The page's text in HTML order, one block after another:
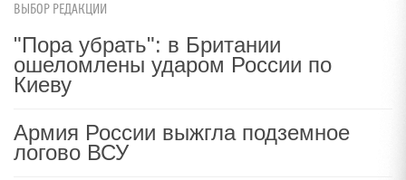
ВЫБОР РЕДАКЦИИ
"Пора убрать": в Британии
ошеломлены ударом России по
Киеву
Армия России выжгла подземное
логово ВСУ